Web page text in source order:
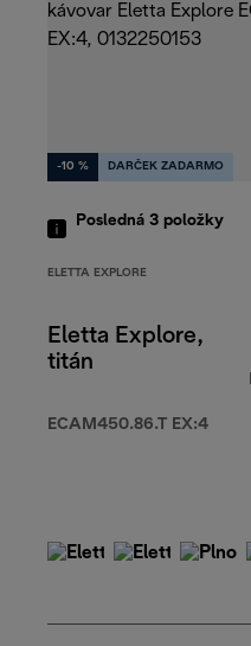
-10 % DARČEK ZADARMO
Posledná 3 položky
ELETTA EXPLORE
Eletta Explore,
titán
ECAM450.86.T EX:4